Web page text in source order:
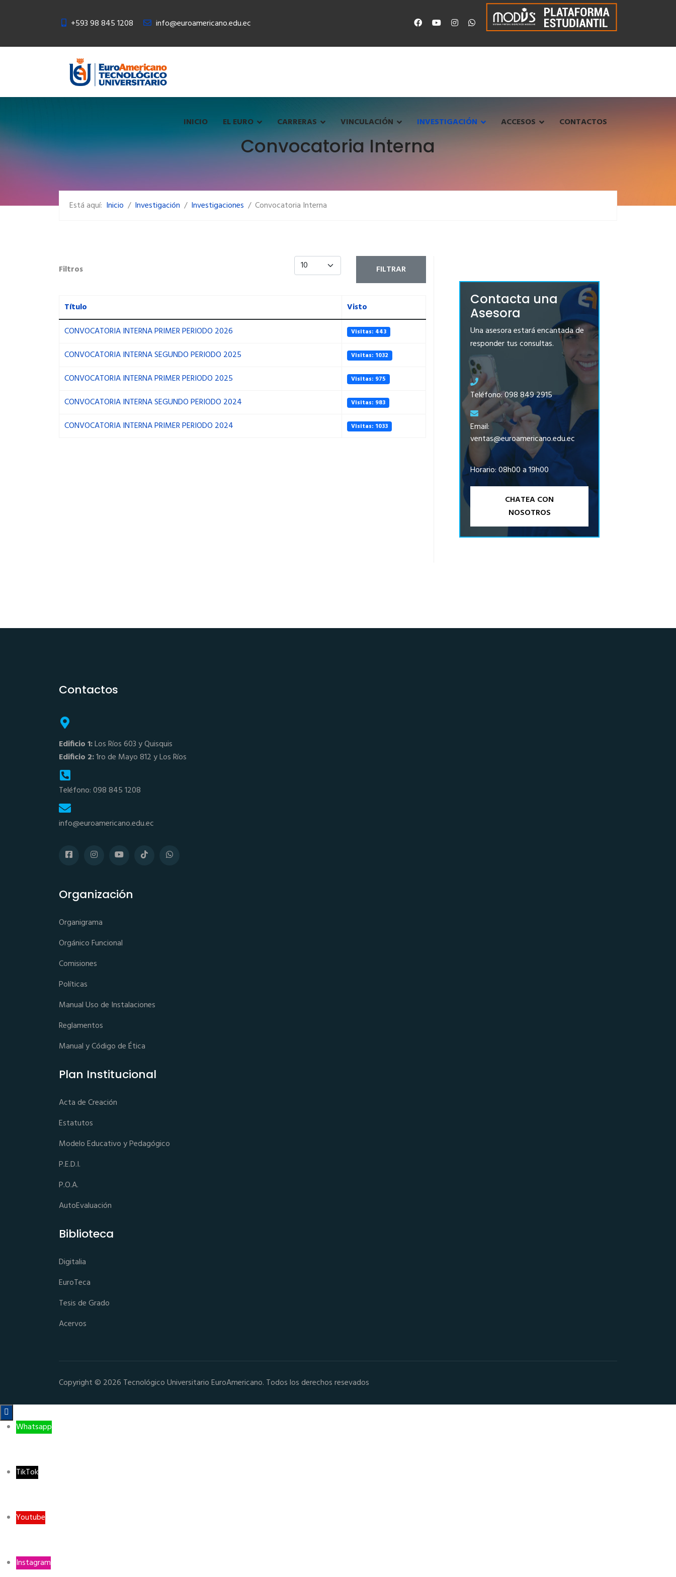
+593 98 845 1208 info@euroamericano.edu.ec
INICIO EL EURO CARRERAS VINCULACIÓN INVESTIGACIÓN ACCESOS CONTACTOS
Convocatoria Interna
Está aquí: Inicio Investigación Investigaciones Convocatoria Interna
Filtros
Cantidad a mostrar
FILTRAR
Título
Visto
CONVOCATORIA INTERNA PRIMER PERIODO 2026
Visitas: 443
CONVOCATORIA INTERNA SEGUNDO PERIODO 2025 Visitas: 1032
CONVOCATORIA INTERNA PRIMER PERIODO 2025 Visitas: 975
CONVOCATORIA INTERNA SEGUNDO PERIODO 2024 Visitas: 983
CONVOCATORIA INTERNA PRIMER PERIODO 2024 Visitas: 1033
Contacta una
Asesora
Una asesora estará encantada de
responder tus consultas.
Teléfono: 098 849 2915
Email:
ventas@euroamericano.edu.ec
Horario: 08h00 a 19h00
CHATEA CON
NOSOTROS
Contactos
Edificio 1:Los Ríos 603 y Quisquis
Edificio 2:1ro de Mayo 812 y Los Ríos
Teléfono: 098 845 1208
info@euroamericano.edu.ec
Organización
Organigrama
Orgánico Funcional
Comisiones
Políticas
Manual Uso de Instalaciones
Reglamentos
Manual y Código de Ética
Plan Institucional
Acta de Creación
Estatutos
Modelo Educativo y Pedagógico
P.E.D.I.
P.O.A.
AutoEvaluación
Biblioteca
Digitalia
EuroTeca
Tesis de Grado
Acervos
Copyright © 2026 Tecnológico Universitario EuroAmericano. Todos los derechos resevados

Whatsapp
TikTok
Youtube
Instagram